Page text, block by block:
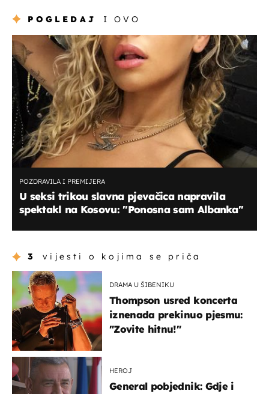
POGLEDAJ I OVO
POZDRAVILA I PREMIJERA
U seksi trikou slavna pjevačica napravila
spektakl na Kosovu: "Ponosna sam Albanka"
3 vijesti o kojima se priča
DRAMA U ŠIBENIKU
Thompson usred koncerta
iznenada prekinuo pjesmu:
"Zovite hitnu!"
HEROJ
General pobjednik: Gdje i